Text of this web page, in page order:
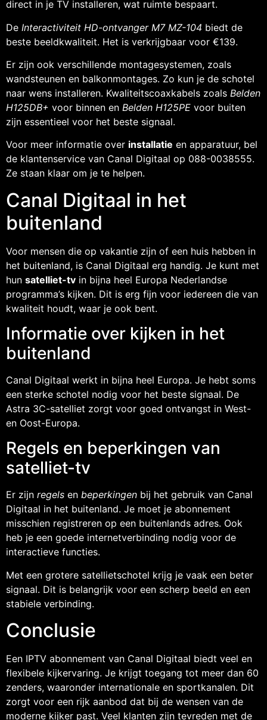
direct in je TV installeren, wat ruimte bespaart.
De Interactiviteit HD-ontvanger M7 MZ-104 biedt de
beste beeldkwaliteit. Het is verkrijgbaar voor €139.
Er zijn ook verschillende montagesystemen, zoals
wandsteunen en balkonmontages. Zo kun je de schotel
naar wens installeren. Kwaliteitscoaxkabels zoals Belden
H125DB+ voor binnen en Belden H125PE voor buiten
zijn essentieel voor het beste signaal.
Voor meer informatie over installatie en apparatuur, bel
de klantenservice van Canal Digitaal op 088-0038555.
Ze staan klaar om je te helpen.
Canal Digitaal in het
buitenland
Voor mensen die op vakantie zijn of een huis hebben in
het buitenland, is Canal Digitaal erg handig. Je kunt met
hun satelliet-tv in bijna heel Europa Nederlandse
programma’s kijken. Dit is erg fijn voor iedereen die van
kwaliteit houdt, waar je ook bent.
Informatie over kijken in het
buitenland
Canal Digitaal werkt in bijna heel Europa. Je hebt soms
een sterke schotel nodig voor het beste signaal. De
Astra 3C-satelliet zorgt voor goed ontvangst in West-
en Oost-Europa.
Regels en beperkingen van
satelliet-tv
Er zijn regels en beperkingen bij het gebruik van Canal
Digitaal in het buitenland. Je moet je abonnement
misschien registreren op een buitenlands adres. Ook
heb je een goede internetverbinding nodig voor de
interactieve functies.
Met een grotere satellietschotel krijg je vaak een beter
signaal. Dit is belangrijk voor een scherp beeld en een
stabiele verbinding.
Conclusie
Een IPTV abonnement van Canal Digitaal biedt veel en
flexibele kijkervaring. Je krijgt toegang tot meer dan 60
zenders, waaronder internationale en sportkanalen. Dit
zorgt voor een rijk aanbod dat bij de wensen van de
moderne kijker past. Veel klanten zijn tevreden met de